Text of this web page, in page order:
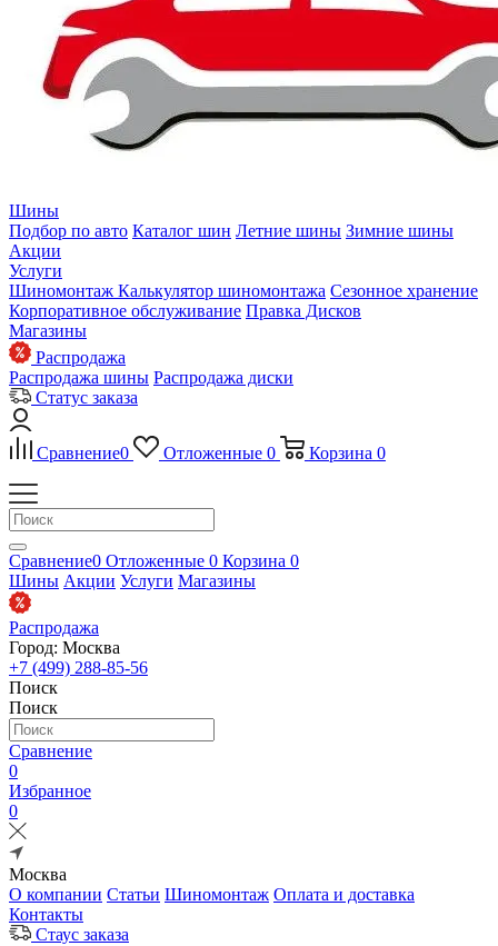
Шины
Подбор по авто Каталог шин Летние шины Зимние шины
Акции
Услуги
Шиномонтаж Калькулятор шиномонтажа Сезонное хранение
Корпоративное обслуживание Правка Дисков
Магазины
Распродажа
Распродажа шины Распродажа диски
Статус заказа
Сравнение0 Отложенные 0 Корзина 0
Сравнение0 Отложенные 0 Корзина 0
Шины Акции Услуги Магазины
Распродажа
Город: Москва
+7 (499) 288-85-56
Поиск
Поиск
Сравнение
0
Избранное
0
Москва
О компании Статьи Шиномонтаж Оплата и доставка
Контакты
Стаус заказа